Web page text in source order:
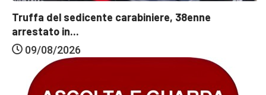
Truffa del sedicente carabiniere, 38enne
arrestato in...
09/08/2026